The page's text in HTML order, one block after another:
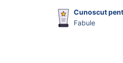
Cunoscut
Fabule